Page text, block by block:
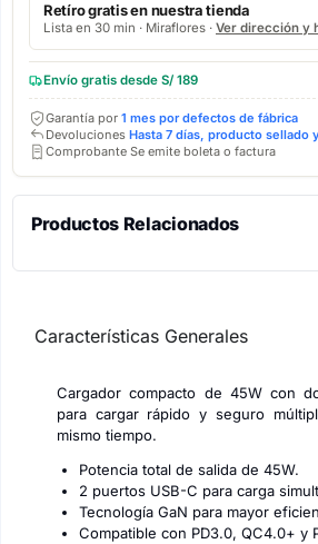
Retíro gratis en nuestra tienda
Lista en 30 min · Miraflores · Ver dirección y
Envío gratis desde S/ 189
Garantía por 1 mes por defectos de fábrica
Devoluciones Hasta 7 días, producto sellado
Comprobante Se emite boleta o factura
Productos Relacionados
Características Generales
Cargador compacto de 45W con
para cargar rápido y seguro
mismo tiempo.
Potencia total de salida de 45W.
2 puertos USB-C para carga
Tecnología GaN para mayor
Compatible con PD3.0, QC4.0+ y